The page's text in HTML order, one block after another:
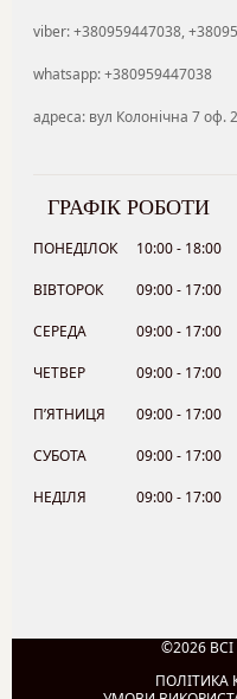
viber: +380959447038,
whatsapp: +380959447038
адреса: вул Колонічна 7 оф.
ГРАФІК РОБОТИ
ПОНЕДІЛОК 10:00 - 18:00
ВІВТОРОК 09:00 - 17:00
СЕРЕДА 09:00 - 17:00
ЧЕТВЕР 09:00 - 17:00
П’ЯТНИЦЯ 09:00 - 17:00
СУБОТА 09:00 - 17:00
НЕДІЛЯ 09:00 - 17:00
©2026
ПОЛІТИКА